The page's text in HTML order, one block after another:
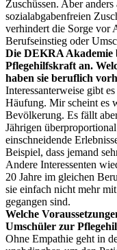
Zuschüssen. Aber
sozialabgabenfreien
verhindert die Sorge vor
Berufseinstieg oder
Die DEKRA Akademie
Pflegehilfskraft an.
haben sie beruflich
Interessanterweise gibt
Häufung. Mir scheint es
Bevölkerung. Es fällt
Jährigen
einschneidende
Beispiel, dass jemand
Andere Interessenten
20 Jahre im gleichen
sie einfach nicht mehr
gegangen sind.
Welche
Umschüler zur
Ohne Empathie geht in